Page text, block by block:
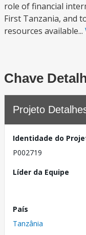
role of financial
First Tanzania, and
resources available...
Chave
Projeto
Identidade do
P002719
Líder da Equipe
País
Tanzânia